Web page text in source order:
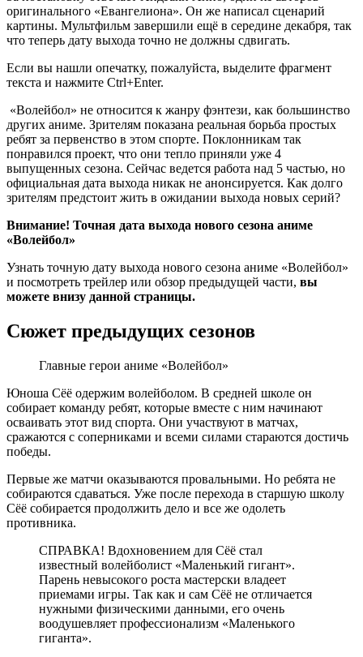
оригинального «Евангелиона». Он же написал сценарий
картины. Мультфильм завершили ещё в середине декабря, так
что теперь дату выхода точно не должны сдвигать.
Если вы нашли опечатку, пожалуйста, выделите фрагмент
текста и нажмите Ctrl+Enter.
«Волейбол» не относится к жанру фэнтези, как большинство
других аниме. Зрителям показана реальная борьба простых
ребят за первенство в этом спорте. Поклонникам так
понравился проект, что они тепло приняли уже 4
выпущенных сезона. Сейчас ведется работа над 5 частью, но
официальная дата выхода никак не анонсируется. Как долго
зрителям предстоит жить в ожидании выхода новых серий?
Внимание! Точная дата выхода нового сезона аниме
«Волейбол»
Узнать точную дату выхода нового сезона аниме «Волейбол»
и посмотреть трейлер или обзор предыдущей части, вы
можете внизу данной страницы.
Сюжет предыдущих сезонов
Главные герои аниме «Волейбол»
Юноша Сёё одержим волейболом. В средней школе он
собирает команду ребят, которые вместе с ним начинают
осваивать этот вид спорта. Они участвуют в матчах,
сражаются с соперниками и всеми силами стараются достичь
победы.
Первые же матчи оказываются провальными. Но ребята не
собираются сдаваться. Уже после перехода в старшую школу
Сёё собирается продолжить дело и все же одолеть
противника.
СПРАВКА! Вдохновением для Сёё стал
известный волейболист «Маленький гигант».
Парень невысокого роста мастерски владеет
приемами игры. Так как и сам Сёё не отличается
нужными физическими данными, его очень
воодушевляет профессионализм «Маленького
гиганта».